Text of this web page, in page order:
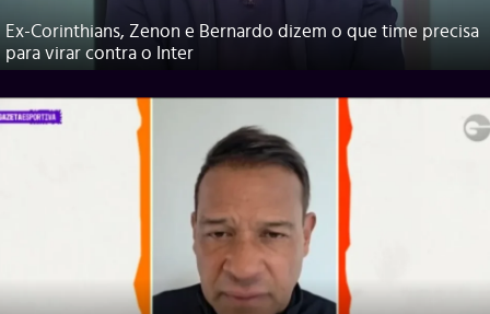
Ex-Corinthians, Zenon e Bernardo dizem o que time precisa
para virar contra o Inter